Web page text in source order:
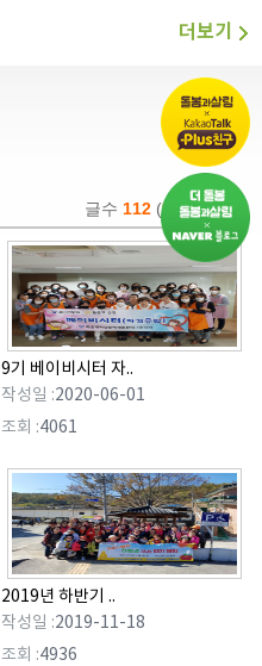
더보기
글수 112 (9 /12 page)
9기 베이비시터 자..
작성일 :2020-06-01
조회 :4061
2019년 하반기 ..
작성일 :2019-11-18
조회 :4936